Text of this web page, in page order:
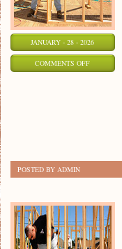
JANUARY - 28 - 2026
COMMENTS OFFON
POSTED BY ADMIN